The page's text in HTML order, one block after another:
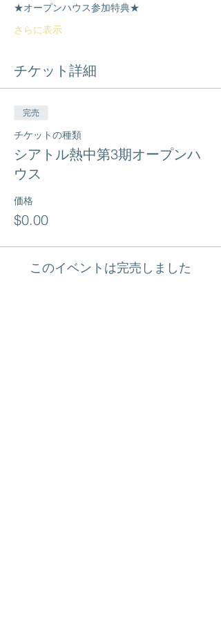
★オープンハウス参加特典★
さらに表示
チケット詳細
完売
チケットの種類
シアトル熱中第3期オープンハ
ウス
価格
$0.00
このイベントは完売しました